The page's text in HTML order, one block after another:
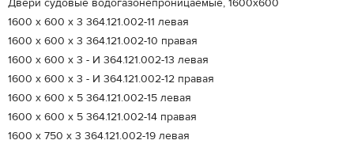
Двери судовые водогазонепроницаемые, 1600х600
1600 х 600 х 3 364.121.002-11 левая
1600 х 600 х 3 364.121.002-10 правая
1600 х 600 х 3 - И 364.121.002-13 левая
1600 х 600 х 3 - И 364.121.002-12 правая
1600 х 600 х 5 364.121.002-15 левая
1600 х 600 х 5 364.121.002-14 правая
1600 х 750 х 3 364.121.002-19 левая